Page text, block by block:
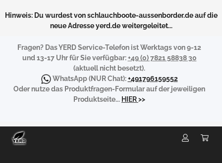
Hinweis: Du wurdest von schlauchboote-aussenborder.de auf die
neue Adresse yerd.de weitergeleitet...
Fragen? Das YERD Service-Telefon ist Werktags von 9-12
und 13-17 Uhr für Sie verfügbar:+49 (0) 7821 58838 30
(aktuell nicht besetzt).
WhatsApp(NUR Chat):+491796159552
Oder nutze das Produktfragen-Formular auf der jeweiligen
Produktseite... HIER>>